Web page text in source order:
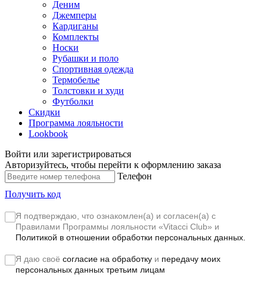
Деним
Джемперы
Кардиганы
Комплекты
Носки
Рубашки и поло
Спортивная одежда
Термобелье
Толстовки и худи
Футболки
Скидки
Программа лояльности
Lookbook
Войти или зарегистрироваться
Авторизуйтесь, чтобы перейти к оформлению заказа
Телефон
Получить код
Я подтверждаю, что ознакомлен(а) и согласен(а) с
Правилами Программы лояльности «Vitacci Club» и
Политикой в отношении обработки персональных данных.
Я даю своё согласие на обработку и передачу моих
персональных данных третьим лицам